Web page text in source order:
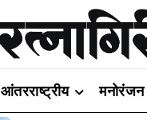
आंतरराष्ट्रीय मनोरंजन